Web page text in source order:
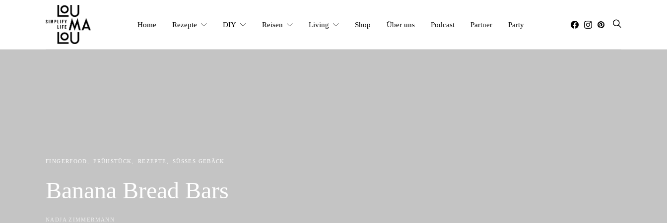
Home Rezepte DIY Reisen Living Shop Über uns Podcast Partner Party
FINGERFOOD FRÜHSTÜCK REZEPTE SÜSSES GEBÄCK
Banana Bread Bars
NADJA ZIMMERMANN